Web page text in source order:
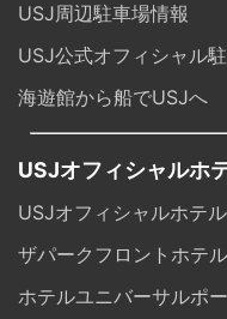
USJ周辺駐車場情報
USJ公式オフィシャル
海遊館から船でUSJへ
USJオフィシャルホ
USJオフィシャルホテ
ザパークフロントホテ
ホテルユニバーサルポ